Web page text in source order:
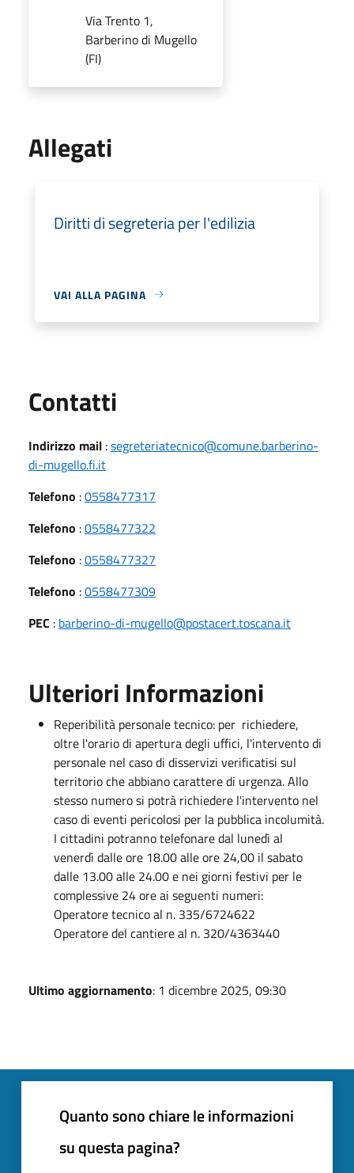
Via Trento 1,
Barberino di Mugello
(FI)
Allegati
Diritti di segreteria per l'edilizia
VAI ALLA PAGINA
Contatti
Indirizzo mail :segreteriatecnico@comune.barberino-
di-mugello.fi.it
Telefono :0558477317
Telefono :0558477322
Telefono :0558477327
Telefono :0558477309
PEC : barberino-di-mugello@postacert.toscana.it
Ulteriori Informazioni
Reperibilità personale tecnico: per richiedere,
oltre l'orario di apertura degli uffici, l'intervento di
personale nel caso di disservizi verificatisi sul
territorio che abbiano carattere di urgenza. Allo
stesso numero si potrà richiedere l'intervento nel
caso di eventi pericolosi per la pubblica incolumità.
I cittadini potranno telefonare dal lunedì al
venerdì dalle ore 18.00 alle ore 24,00 il sabato
dalle 13.00 alle 24.00 e nei giorni festivi per le
complessive 24 ore ai seguenti numeri:
Operatore tecnico al n. 335/6724622
Operatore del cantiere al n. 320/4363440
Ultimo aggiornamento: 1 dicembre 2025, 09:30
Quanto sono chiare le informazioni
su questa pagina?